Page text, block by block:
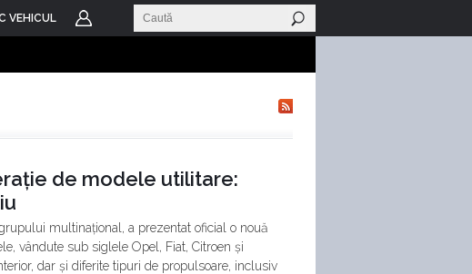
VEHICUL
de modele utilitare:
multinațional, a prezentat oficial o nouă
vândute sub siglele Opel, Fiat, Citroen și
dar și diferite tipuri de propulsoare, inclusiv